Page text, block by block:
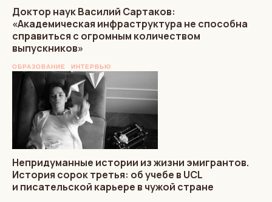
Доктор наук Василий Сартаков:
«Академическая инфраструктура не способна
справиться с огромным количеством
выпускников»
ОБРАЗОВАНИЕ ИНТЕРВЬЮ
Непридуманные истории из жизни эмигрантов.
История сорок третья: об учебе в UCL
и писательской карьере в чужой стране